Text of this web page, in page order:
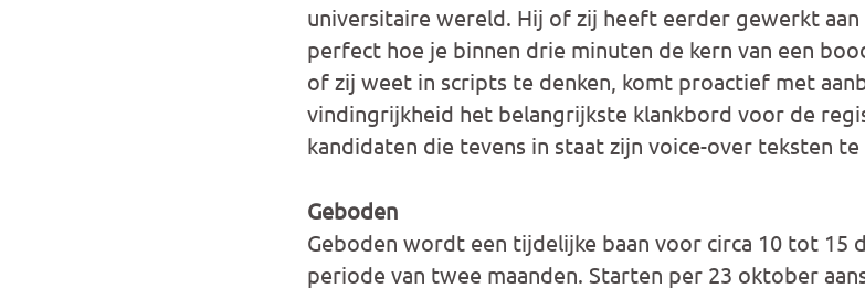
universitaire wereld. Hij of zij heeft eerder gewerkt
perfect hoe je binnen drie minuten de kern van een
of zij weet in scripts te denken, komt proactief met
vindingrijkheid het belangrijkste klankbord voor de
kandidaten die tevens in staat zijn voice-over teksten te
Geboden
Geboden wordt een tijdelijke baan voor circa 10 tot 15
periode van twee maanden. Starten per 23 oktober